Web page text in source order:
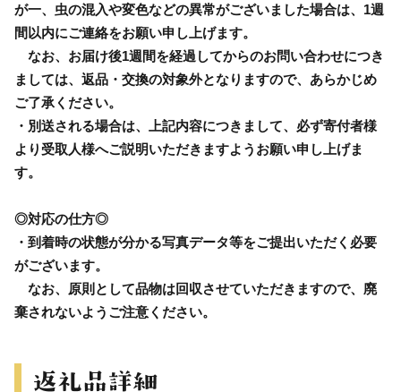
が一、虫の混入や変色などの異常がございました場合は、1週
間以内にご連絡をお願い申し上げます。
なお、お届け後1週間を経過してからのお問い合わせにつき
ましては、返品・交換の対象外となりますので、あらかじめ
ご了承ください。
・別送される場合は、上記内容につきまして、必ず寄付者様
より受取人様へご説明いただきますようお願い申し上げま
す。
◎対応の仕方◎
・到着時の状態が分かる写真データ等をご提出いただく必要
がございます。
なお、原則として品物は回収させていただきますので、廃
棄されないようご注意ください。